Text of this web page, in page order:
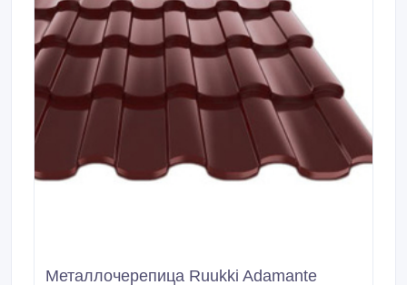
Металлочерепица Ruukki Adamante